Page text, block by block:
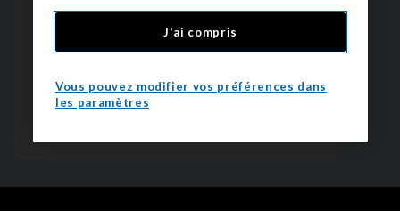
J'ai compris
Vous pouvez modifier vos préférences dans
les paramètres